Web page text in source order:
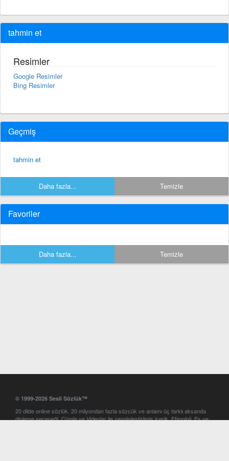
tahmin et
Resimler
Google Resimler
Bing Resimler
Geçmiş
tahmin et
Daha fazla... Temizle
Favoriler
Daha fazla... Temizle
© 1999-2026 Sesli Sözlük™
20 dilde online sözlük. 20 milyondan fazla sözcük ve anlamı üç farklı aksanda
dinleme seçeneği. Cümle ve Videolar ile zenginleştirilmiş içerik. Etimoloji, Eş ve